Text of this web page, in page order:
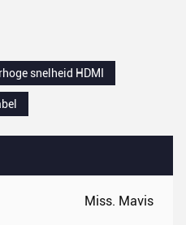
Miss. Mavis
snelheid HDMI